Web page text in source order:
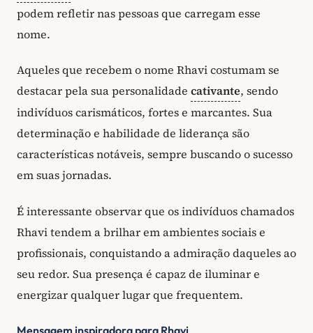
podem refletir nas pessoas que carregam esse
nome.
Aqueles que recebem o nome Rhavi costumam se
destacar pela sua personalidade cativante, sendo
indivíduos carismáticos, fortes e marcantes. Sua
determinação e habilidade de liderança são
características notáveis, sempre buscando o sucesso
em suas jornadas.
É interessante observar que os indivíduos chamados
Rhavi tendem a brilhar em ambientes sociais e
profissionais, conquistando a admiração daqueles ao
seu redor. Sua presença é capaz de iluminar e
energizar qualquer lugar que frequentem.